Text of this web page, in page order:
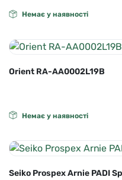
Немає у наявності
Orient RA-AA0002L19B
Немає у наявності
Seiko Prospex Arnie PADI